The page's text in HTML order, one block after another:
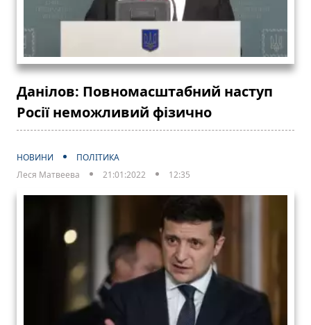
Данілов: Повномасштабний наступ
Росії неможливий фізично
НОВИНИ
ПОЛІТИКА
Леся Матвеева
21:01:2022 12:35